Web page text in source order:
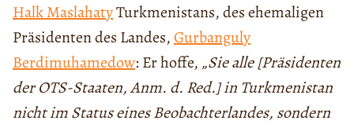
Halk MaslahatyTurkmenistans, des ehemaligen
Präsidenten des Landes,Gurbanguly
Berdimuhamedow: Er hoffe, „Sie alle [Präsidenten
der OTS-Staaten, Anm. d. Red.] in Turkmenistan
nicht im Status eines Beobachterlandes, sondern